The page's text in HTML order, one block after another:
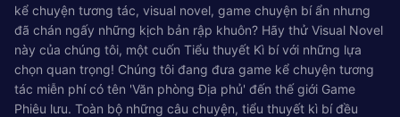
kể chuyện tương tác, visual novel, game chuyện bí ẩn nhưng
đã chán ngấy những kịch bản rập khuôn? Hãy thử Visual Novel
này của chúng tôi, một cuốn Tiểu thuyết Kì bí với những lựa
chọn quan trọng! Chúng tôi đang đưa game kể chuyện tương
tác miễn phí có tên 'Văn phòng Địa phủ' đến thế giới Game
Phiêu lưu. Toàn bộ những câu chuyện, tiểu thuyết kì bí đều